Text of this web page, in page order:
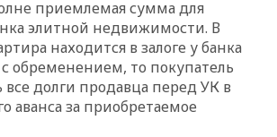
приемлемая сумма для
элитной недвижимости. В
находится в залоге у банка
обременением, то покупатель
долги продавца перед УК в
аванса за приобретаемое